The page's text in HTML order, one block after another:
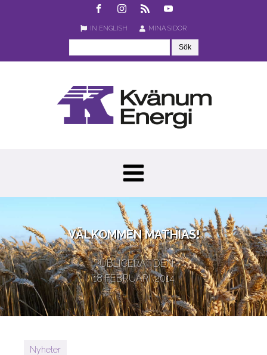
IN ENGLISH MINA SIDOR
VÄLKOMMEN MATHIAS!
PUBLICERAT DEN
18 FEBRUARI, 2014
Nyheter